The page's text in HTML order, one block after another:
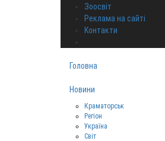
Зоосвіт
Реклама на сайті
Контакти
Головна
Новини
Краматорськ
Регіон
Україна
Світ